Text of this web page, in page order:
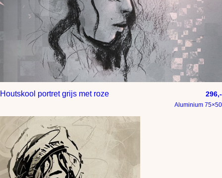
Houtskool portret grijs met roze 296,-
Aluminium 75×50